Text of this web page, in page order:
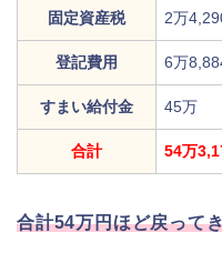
固定資産税 2万
登記費用 6万
すまい給付金 45万
合計 54万
合計54万円ほど戻って